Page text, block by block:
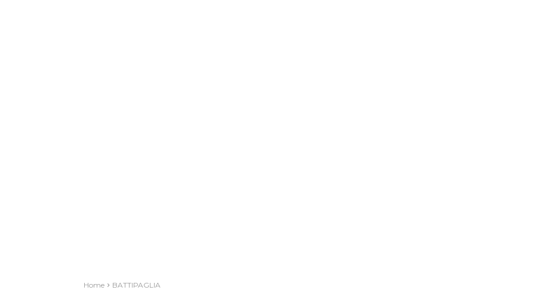
Home BATTIPAGLIA